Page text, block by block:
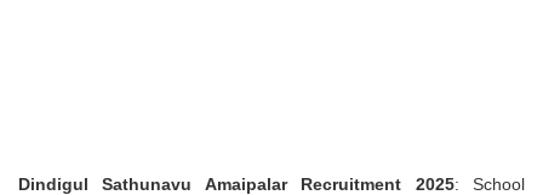
Dindigul Sathunavu Amaipalar Recruitment 2025: School